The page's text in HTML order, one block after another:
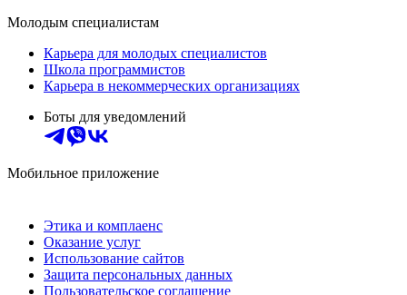
Молодым специалистам
Карьера для молодых специалистов
Школа программистов
Карьера в некоммерческих организациях
Боты для уведомлений
Мобильное приложение
Этика и комплаенс
Оказание услуг
Использование сайтов
Защита персональных данных
Пользовательское соглашение